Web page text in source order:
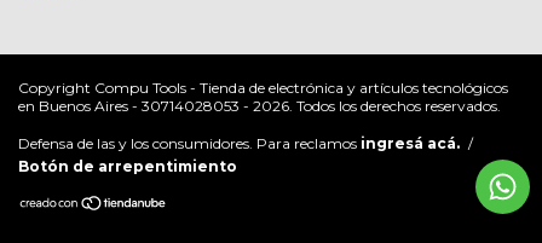
Copyright Compu Tools - Tienda de electrónica y artículos tecnológicos
en Buenos Aires - 30714028053 - 2026. Todos los derechos reservados.
Defensa de las y los consumidores. Para reclamos ingresá acá. /
Botón de arrepentimiento